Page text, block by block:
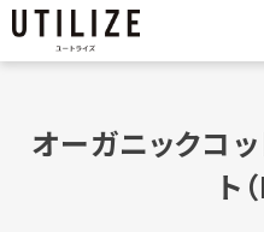
製品
無料
オーガニックコ
ト